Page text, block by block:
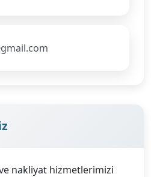
nakliyat hizmetlerimizi